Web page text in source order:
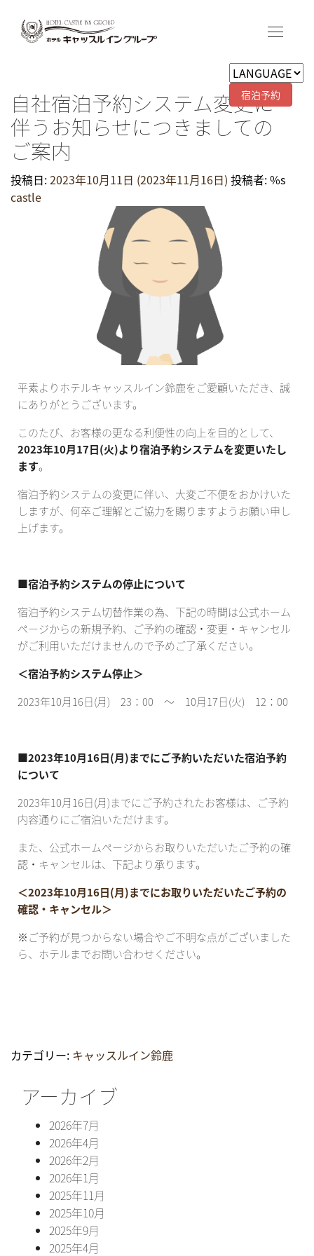
宿泊予約
自社宿泊予約システム変更に
伴うお知らせにつきましての
ご案内
投稿日:2023年10月11日 (2023年11月16日) 投稿者: %s
castle
平素よりホテルキャッスルイン鈴鹿をご愛顧いただき、誠
にありがとうございます。
このたび、お客様の更なる利便性の向上を目的として、
2023年10月17日(火)より宿泊予約システムを変更いたし
ます。
宿泊予約システムの変更に伴い、大変ご不便をおかけいた
しますが、何卒ご理解とご協力を賜りますようお願い申し
上げます。
■宿泊予約システムの停止について
宿泊予約システム切替作業の為、下記の時間は公式ホーム
ページからの新規予約、ご予約の確認・変更・キャンセル
がご利用いただけませんので予めご了承ください。
＜宿泊予約システム停止＞
2023年10月16日(月) 23：00 ～ 10月17日(火) 12：00
■2023年10月16日(月)までにご予約いただいた宿泊予約
について
2023年10月16日(月)までにご予約されたお客様は、ご予約
内容通りにご宿泊いただけます。
また、公式ホームページからお取りいただいたご予約の確
認・キャンセルは、下記より承ります。
＜2023年10月16日(月)までにお取りいただいたご予約の
確認・キャンセル＞
※ご予約が見つからない場合やご不明な点がございました
ら、ホテルまでお問い合わせください。
カテゴリー: キャッスルイン鈴鹿
アーカイブ
2026年7月
2026年4月
2026年2月
2026年1月
2025年11月
2025年10月
2025年9月
2025年4月